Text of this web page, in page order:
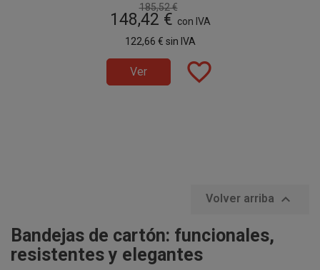
presentación de alimentos.
Estas bandejas de cartón
desechables están fabricadas
en cartón de 500gr/m2.
de 800 inidades, distribuido en
paquetes de 100 unidades.
185,52 €
148,42 € con IVA
122,66 € sin IVA
Ver favorite_border
Volver arriba 
Bandejas de cartón: funcionales,
resistentes y elegantes